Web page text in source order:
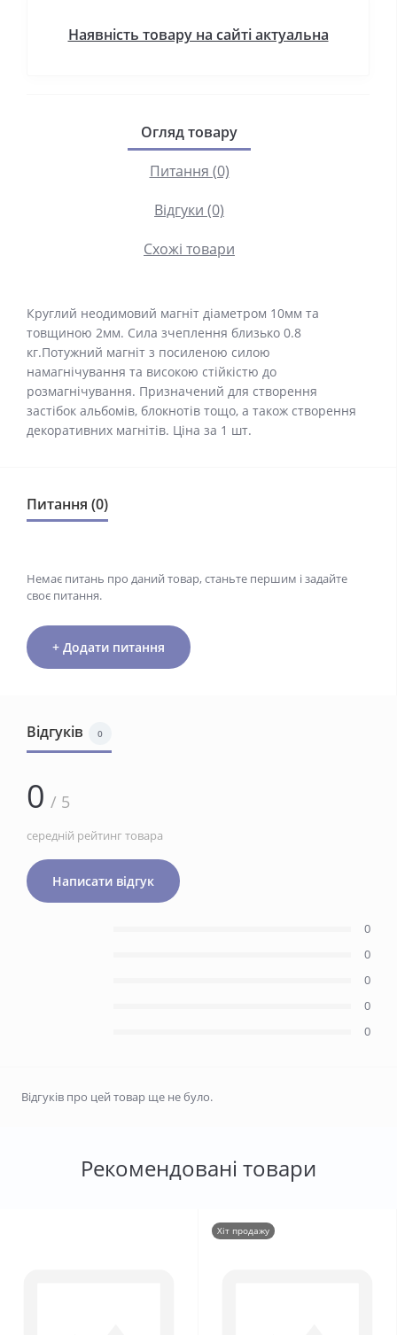
Наявність товару на сайті актуальна
Огляд товару
Питання (0)
Відгуки (0)
Схожі товари
Круглий неодимовий магніт діаметром 10мм та
товщиною 2мм. Сила зчеплення близько 0.8
кг.Потужний магніт з посиленою силою
намагнічування та високою стійкістю до
розмагнічування. Призначений для створення
застібок альбомів, блокнотів тощо, а також створення
декоративних магнітів. Ціна за 1 шт.
Питання (0)
Немає питань про даний товар, станьте першим і задайте
своє питання.
+ Додати питання
Відгуків 0
0 / 5
середній рейтинг товара
Написати відгук
0
0
0
0
0
Відгуків про цей товар ще не було.
Рекомендовані товари
Хіт продажу